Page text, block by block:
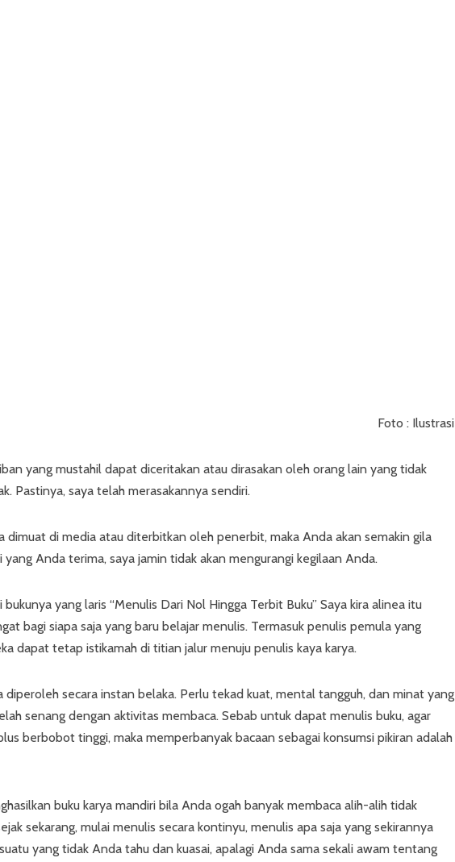
Foto : Ilustrasi
yang mustahil dapat diceritakan atau dirasakan oleh orang lain yang tidak
Pastinya, saya telah merasakannya sendiri.
dimuat di media atau diterbitkan oleh penerbit, maka Anda akan semakin gila
Anda terima, saya jamin tidak akan mengurangi kegilaan Anda.
yang laris “Menulis Dari Nol Hingga Terbit Buku” Saya kira alinea itu
bagi siapa saja yang baru belajar menulis. Termasuk penulis pemula yang
dapat tetap istikamah di titian jalur menuju penulis kaya karya.
diperoleh secara instan belaka. Perlu tekad kuat, mental tangguh, dan minat yang
senang dengan aktivitas membaca. Sebab untuk dapat menulis buku, agar
berbobot tinggi, maka memperbanyak bacaan sebagai konsumsi pikiran adalah
buku karya mandiri bila Anda ogah banyak membaca alih-alih tidak
sekarang, mulai menulis secara kontinyu, menulis apa saja yang sekirannya
yang tidak Anda tahu dan kuasai, apalagi Anda sama sekali awam tentang